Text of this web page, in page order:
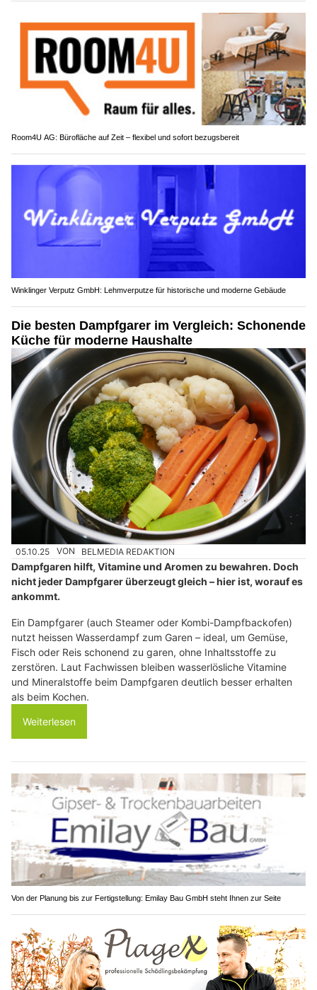
Room4U AG: Bürofläche auf Zeit – flexibel und sofort bezugsbereit
Winklinger Verputz GmbH: Lehmverputze für historische und moderne Gebäude
Die besten Dampfgarer im Vergleich: Schonende
Küche für moderne Haushalte
05.10.25 VON BELMEDIA REDAKTION
Dampfgaren hilft, Vitamine und Aromen zu bewahren. Doch
nicht jeder Dampfgarer überzeugt gleich – hier ist, worauf es
ankommt.
Ein Dampfgarer (auch Steamer oder Kombi-Dampfbackofen)
nutzt heissen Wasserdampf zum Garen – ideal, um Gemüse,
Fisch oder Reis schonend zu garen, ohne Inhaltsstoffe zu
zerstören. Laut Fachwissen bleiben wasserlösliche Vitamine
und Mineralstoffe beim Dampfgaren deutlich besser erhalten
als beim Kochen.
Weiterlesen
Von der Planung bis zur Fertigstellung: Emilay Bau GmbH steht Ihnen zur Seite